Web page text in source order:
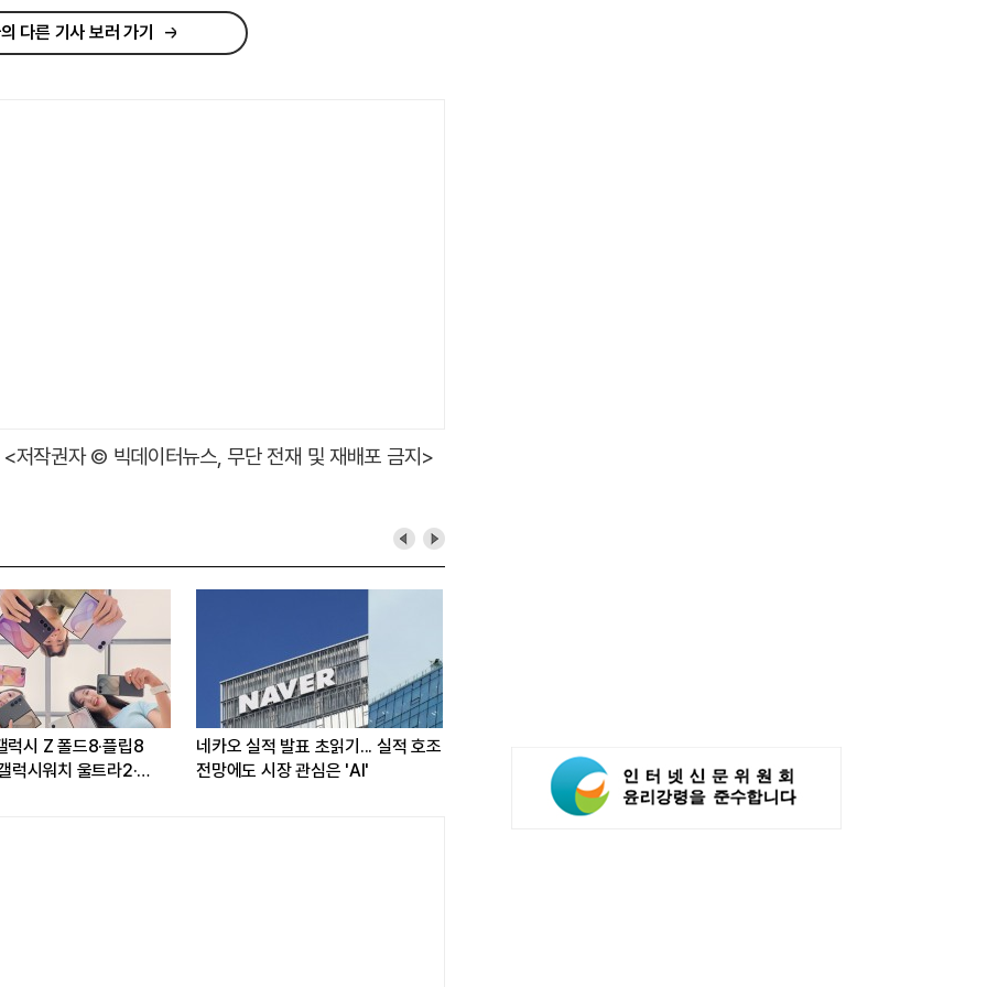
다른 기사 보러 가기
<저작권자 © 빅데이터뉴스, 무단 전재 및 재배포 금지>
럭시 Z 폴드8·플립8
럭시워치 울트라2·
네카오 실적 발표 초읽기... 실적 호조
전망에도 시장 관심은 'AI'
8배' zHBM 세계 최초 공개
아반떼 소비자 관심도·호감도 모두
급등